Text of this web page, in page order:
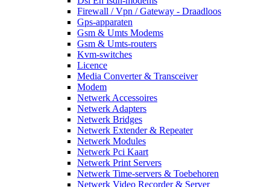
Firewall / Vpn / Gateway - Draadloos
Gps-apparaten
Gsm & Umts Modems
Gsm & Umts-routers
Kvm-switches
Licence
Media Converter & Transceiver
Modem
Netwerk Accessoires
Netwerk Adapters
Netwerk Bridges
Netwerk Extender & Repeater
Netwerk Modules
Netwerk Pci Kaart
Netwerk Print Servers
Netwerk Time-servers & Toebehoren
Netwerk Video Recorder & Server